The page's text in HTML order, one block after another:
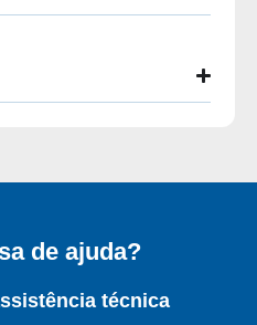
de ajuda?
técnica